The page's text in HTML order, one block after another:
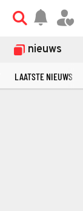
nieuws
LAATSTE NIEUWS